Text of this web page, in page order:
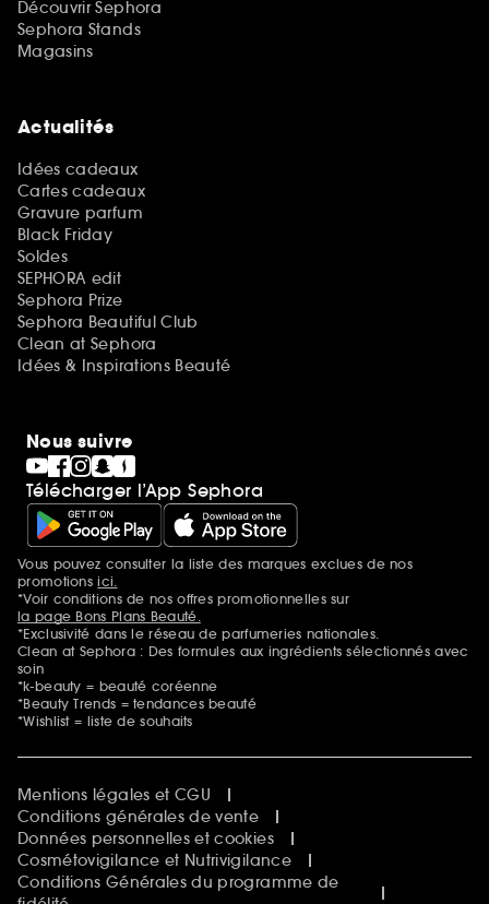
Découvrir Sephora
Sephora Stands
Magasins
Actualités
Idées cadeaux
Cartes cadeaux
Gravure parfum
Black Friday
Soldes
SEPHORA edit
Sephora Prize
Sephora Beautiful Club
Clean at Sephora
Idées & Inspirations Beauté
Nous suivre
Télécharger l’App Sephora
Mentions additionnelles
Vous pouvez consulter la liste des marques exclues de nos
promotionsici.
*Voir conditions de nos offres promotionnelles sur
la page Bons Plans Beauté.
*Exclusivité dans le réseau de parfumeries nationales.
Clean at Sephora : Des formules aux ingrédients sélectionnés avec
soin
*k-beauty = beauté coréenne
*Beauty Trends = tendances beauté
*Wishlist = liste de souhaits
Mentions légales et CGU
Conditions générales de vente
Données personnelles et cookies
Cosmétovigilance et Nutrivigilance
Conditions Générales du programme de